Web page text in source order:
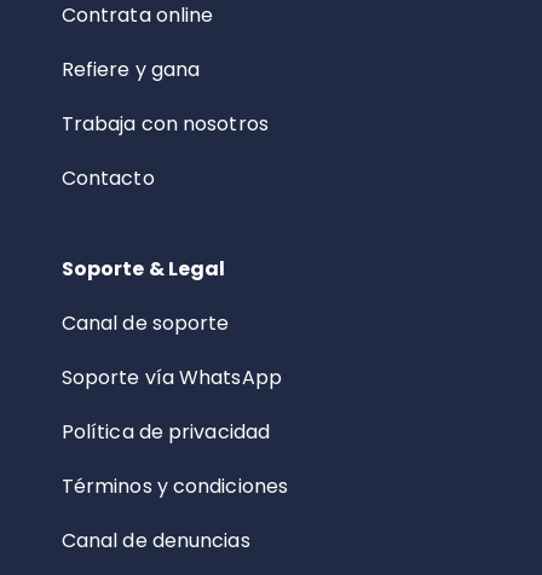
Contrata online
Refiere y gana
Trabaja con nosotros
Contacto
Soporte & Legal
Canal de soporte
Soporte vía WhatsApp
Política de privacidad
Términos y condiciones
Canal de denuncias